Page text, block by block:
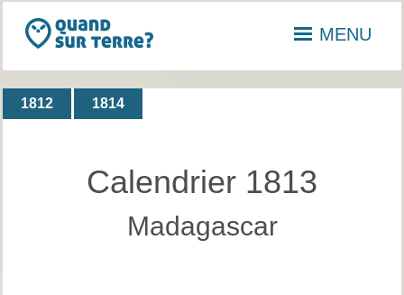
MENU
1812 1814
Calendrier 1813
Madagascar